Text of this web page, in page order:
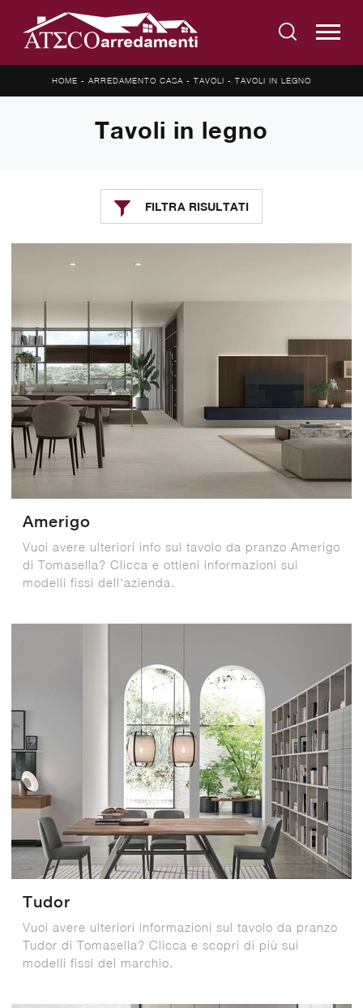
HOME - ARREDAMENTO CASA - TAVOLI - TAVOLI IN LEGNO
Tavoli in legno
FILTRA RISULTATI
Amerigo
Vuoi avere ulteriori info sul tavolo da pranzo Amerigo
di Tomasella? Clicca e ottieni informazioni sui
modelli fissi dell'azienda.
Tudor
Vuoi avere ulteriori informazioni sul tavolo da pranzo
Tudor di Tomasella? Clicca e scopri di più sui
modelli fissi del marchio.